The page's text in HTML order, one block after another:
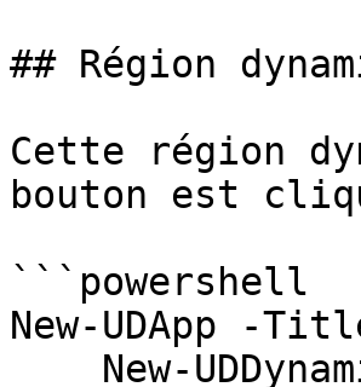
## Région
Cette région
bouton est
```powershell
New-UDApp -